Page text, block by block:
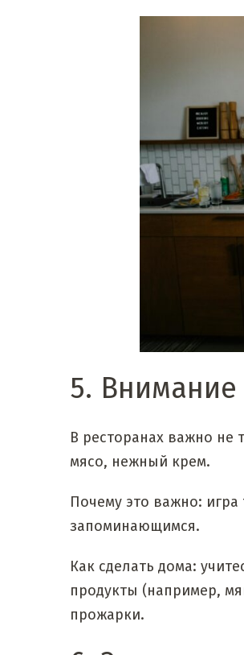
5. Внимание
В ресторанах важно не
мясо, нежный крем.
Почему это важно: игра
запоминающимся.
Как сделать дома:
продукты (например,
прожарки.